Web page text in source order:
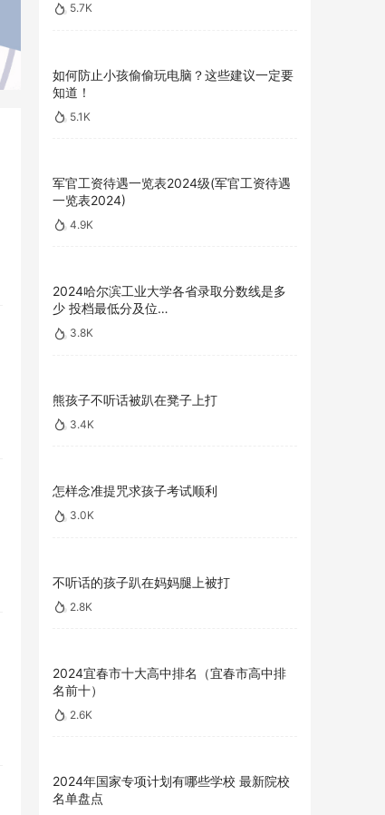
5.7K
如何防止小孩偷偷玩电脑？这些建议一定要
知道！
5.1K
军官工资待遇一览表2024级(军官工资待遇
一览表2024)
4.9K
2024哈尔滨工业大学各省录取分数线是多
少 投档最低分及位…
3.8K
熊孩子不听话被趴在凳子上打
3.4K
怎样念准提咒求孩子考试顺利
3.0K
不听话的孩子趴在妈妈腿上被打
2.8K
2024宜春市十大高中排名（宜春市高中排
名前十）
2.6K
2024年国家专项计划有哪些学校 最新院校
名单盘点